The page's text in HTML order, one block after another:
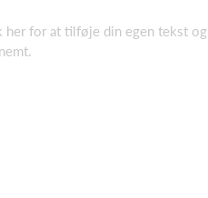
her for at tilføje din egen tekst og